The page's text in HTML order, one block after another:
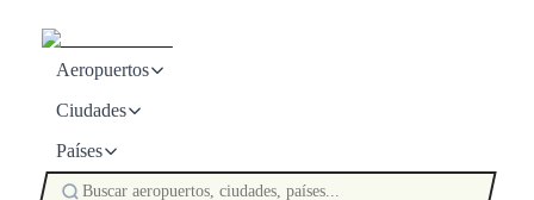
Aeropuertos
Ciudades
Países